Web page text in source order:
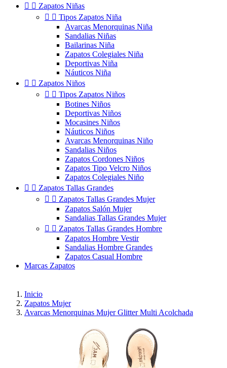
  Zapatos Niñas
  Tipos Zapatos Niña
Avarcas Menorquinas Niña
Sandalias Niñas
Bailarinas Niña
Zapatos Colegiales Niña
Deportivas Niña
Náuticos Niña
  Zapatos Niños
  Tipos Zapatos Niños
Botines Niños
Deportivas Niños
Mocasines Niños
Náuticos Niños
Avarcas Menorquinas Niño
Sandalias Niños
Zapatos Cordones Niños
Zapatos Tipo Velcro Niños
Zapatos Colegiales Niño
  Zapatos Tallas Grandes
  Zapatos Tallas Grandes Mujer
Zapatos Salón Mujer
Sandalias Tallas Grandes Mujer
  Zapatos Tallas Grandes Hombre
Zapatos Hombre Vestir
Sandalias Hombre Grandes
Zapatos Casual Hombre
Marcas Zapatos
Inicio
Zapatos Mujer
Avarcas Menorquinas Mujer Glitter Multi Acolchada